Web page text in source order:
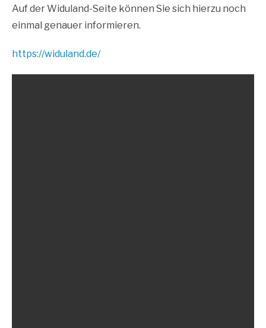
Auf der Widu­land-Sei­te kön­nen Sie sich hier­zu noch
ein­mal genau­er informieren.
https://​widu​land​.de/